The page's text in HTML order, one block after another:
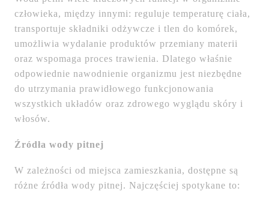
człowieka, między innymi: reguluje temperaturę ciała,
transportuje składniki odżywcze i tlen do komórek,
umożliwia wydalanie produktów przemiany materii
oraz wspomaga proces trawienia. Dlatego właśnie
odpowiednie nawodnienie organizmu jest niezbędne
do utrzymania prawidłowego funkcjonowania
wszystkich układów oraz zdrowego wyglądu skóry i
włosów.
Źródła wody pitnej
W zależności od miejsca zamieszkania, dostępne są
różne źródła wody pitnej. Najczęściej spotykane to: